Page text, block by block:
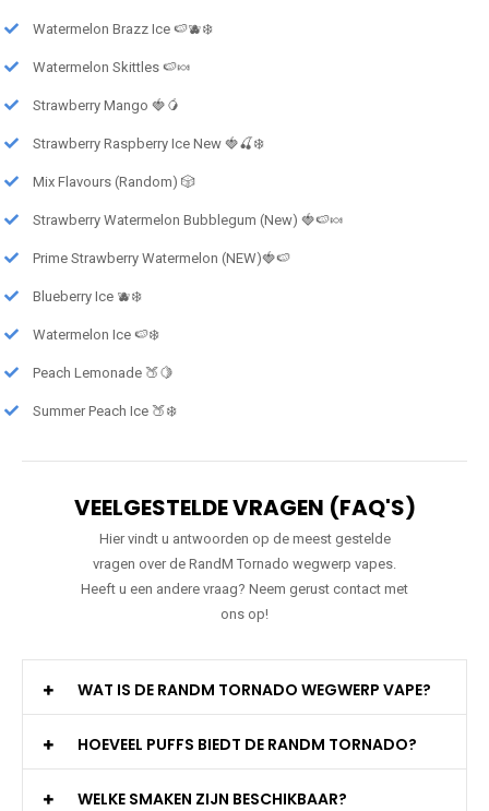
Watermelon Brazz Ice 🍉🫐❄️
Watermelon Skittles 🍉🍬
Strawberry Mango 🍓🥭
Strawberry Raspberry Ice New 🍓🍒❄️
Mix Flavours (Random) 🎲
Strawberry Watermelon Bubblegum (New) 🍓🍉🍬
Prime Strawberry Watermelon (NEW)🍓🍉
Blueberry Ice 🫐❄️
Watermelon Ice 🍉❄️
Peach Lemonade 🍑🍋
Summer Peach Ice 🍑❄️
VEELGESTELDE VRAGEN (FAQ'S)
Hier vindt u antwoorden op de meest gestelde
vragen over de RandM Tornado wegwerp vapes.
Heeft u een andere vraag? Neem gerust contact met
ons op!
WAT IS DE RANDM TORNADO WEGWERP VAPE?
HOEVEEL PUFFS BIEDT DE RANDM TORNADO?
WELKE SMAKEN ZIJN BESCHIKBAAR?